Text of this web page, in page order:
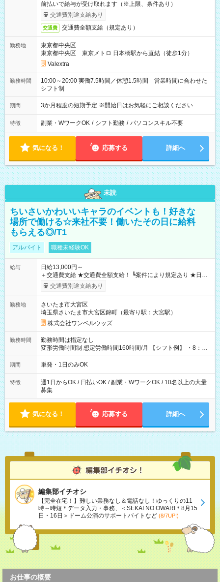
前払いで給与が受け取れます（※上限、条件あり）
交通費別途支給あり
交通費 交通費全額支給（規定あり）
勤務地
東京都中央区
東京都中央区 東京メトロ 日本橋駅から直結（徒歩1分）
Valextra
勤務時間
10:00～20:00 実働7.5時間／休憩1.5時間 営業時間に合わせた
シフト制
期間 3か月程度の短期予定 ※開始日はお気軽にご相談ください
特徴 副業・WワークOK / シフト勤務 / パソコンスキル不要
気になる！ 応募する 詳細へ
未読
ちいさいかわいいキャラのイベントも！好きな
場所で働ける☆来社不要！働いたその日に給料
もらえる◎/T1
アルバイト 職種未経験OK
給与
日給13,000円～
＋交通費支給 ★交通費全額支給！ ┗案件により規定あり ★日払
いOK！（規定あり） ┗働いたその日に現金GET♪ お仕事後はコ
ンビニATMから 日払い分を引き落とせます！ 【試用期間】試
交通費別途支給あり
勤務地
さいたま市大宮区
埼玉県さいたま市大宮区錦町（最寄り駅：大宮駅）
株式会社ワンベルウッズ
勤務時間
勤務時間は指定なし
変形労働時間制 想定労働時間160時間/月 【シフト例】 ・8：00
～21：00
期間 単発・1日のみOK
特徴
週1日からOK / 日払いOK / 副業・WワークOK / 10名以上の大量
募集
気になる！ 応募する 詳細へ
編集部イチオシ
【完全在宅！】難しい業務なし＆電話なし！ゆっくりの11
時～時短＊データ入力・事務、＜SEKAI NO OWARI＊8月15
日・16日＞ドーム公演のサポートバイトなど (8/7UP!)
お仕事の概要